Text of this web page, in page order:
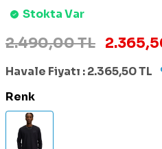
Stokta Var
2.490,00 TL
Havale Fiyatı :2.365,50TL
Renk